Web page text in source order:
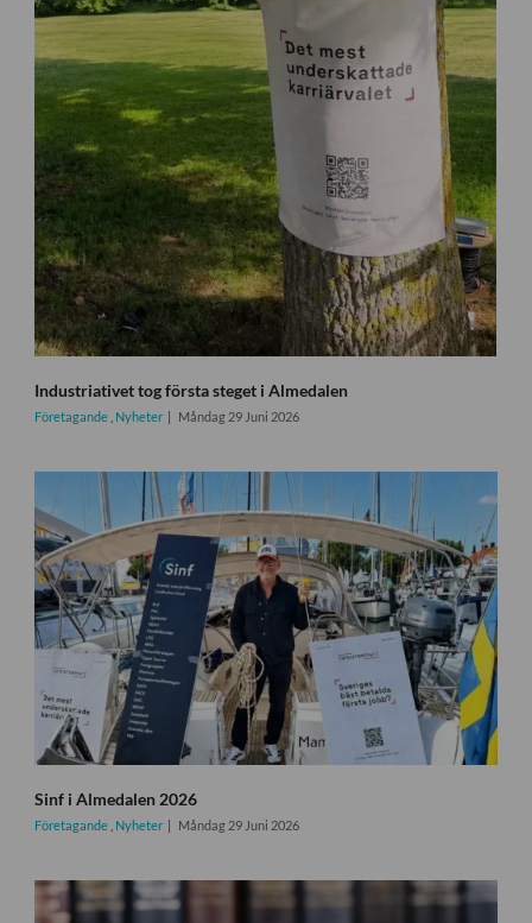
Industriativet tog första steget i Almedalen
Företagande Nyheter Måndag 29 Juni 2026
Sinf i Almedalen 2026
Företagande Nyheter Måndag 29 Juni 2026